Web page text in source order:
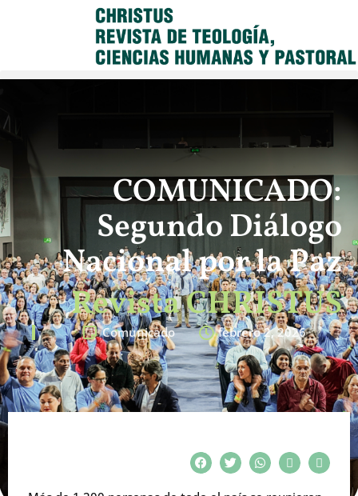
COMUNICADO:
Segundo Diálogo
Nacional por la Paz
Revista CHRISTUS
Comunicado febrero 2, 2026